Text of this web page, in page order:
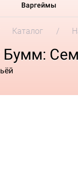
Варгеймы
Каталог
Бумм: